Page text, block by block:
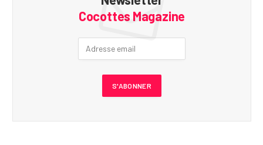
Cocottes Magazine